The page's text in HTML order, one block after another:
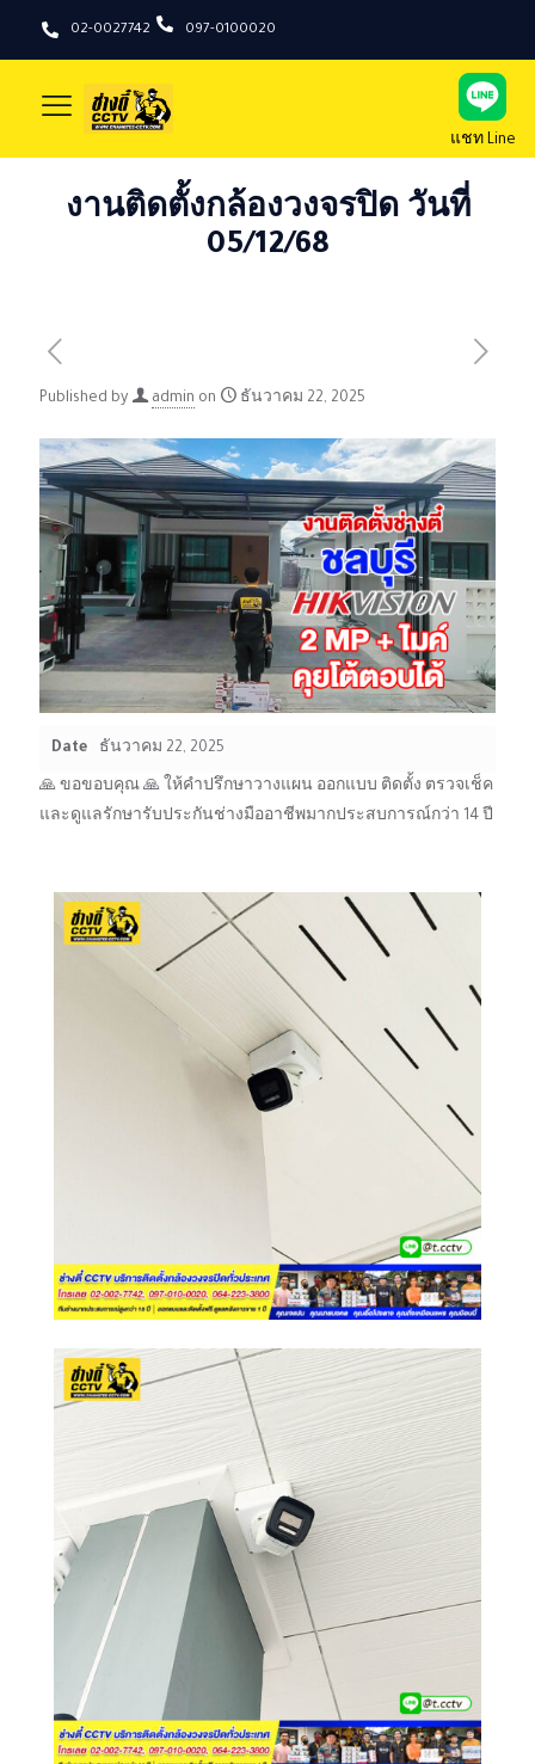
02-0027742 097-0100020
แชท Line
งานติดตั้งกล้องวงจรปิด วันที่
05/12/68
Published by admin on ธันวาคม 22, 2025
Date ธันวาคม 22, 2025
🙏 ขอขอบคุณ 🙏 ให้คำปรึกษาวางแผน ออกแบบ ติดตั้ง ตรวจเช็ค
และดูแลรักษารับประกันช่างมืออาชีพมากประสบการณ์กว่า 14 ปี